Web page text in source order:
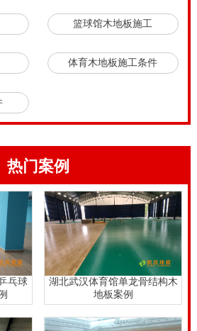
篮球馆木地板施工
体育木地板施工条件
热门案例
乓球
湖北武汉体育馆单龙骨结构木
地板案例